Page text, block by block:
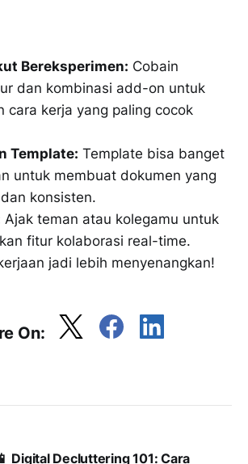
Bereksperimen: Cobain
dan kombinasi add-on untuk
cara kerja yang paling cocok
Template: Template bisa banget
untuk membuat dokumen yang
konsisten.
Ajak teman atau kolegamu untuk
fitur kolaborasi real-time.
jadi lebih menyenangkan!
On:
Digital Decluttering 101: Cara